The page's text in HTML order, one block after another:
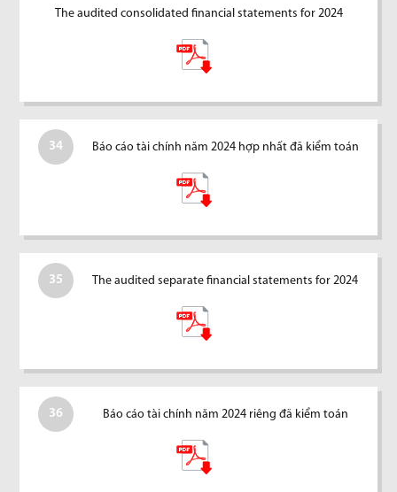
The audited consolidated financial statements for 2024
34 Báo cáo tài chính năm 2024 hợp nhất đã kiểm toán
35 The audited separate financial statements for 2024
36 Báo cáo tài chính năm 2024 riêng đã kiểm toán